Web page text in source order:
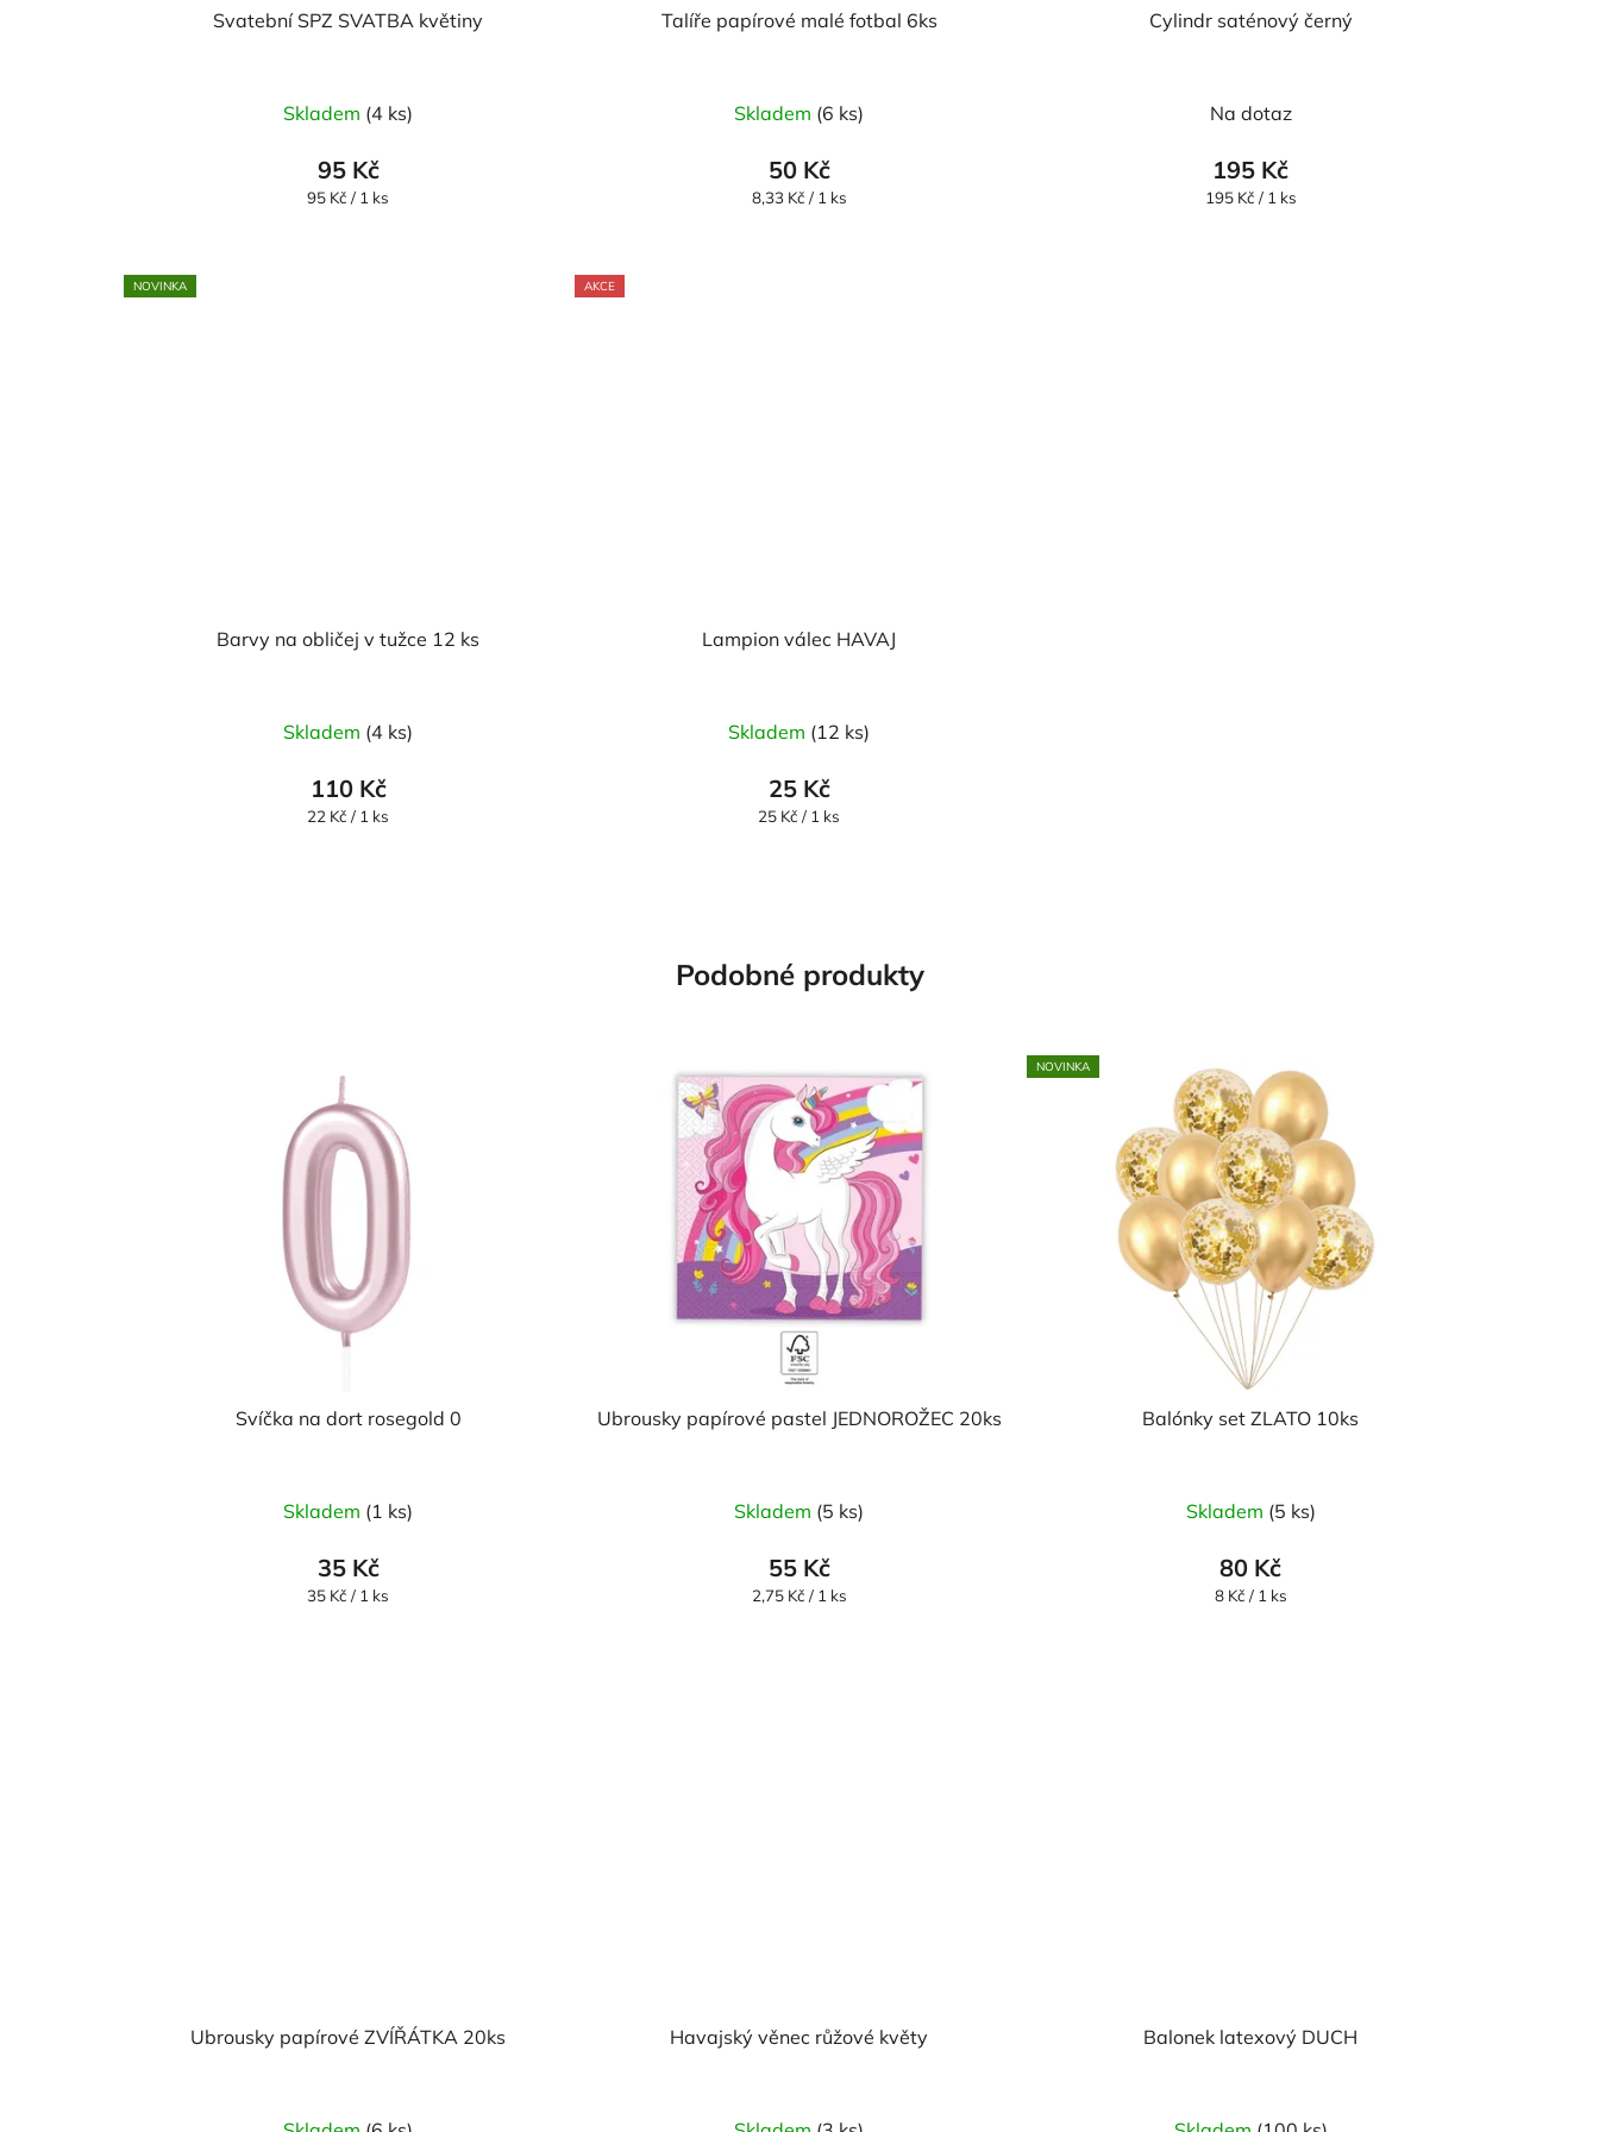
Svatební SPZ SVATBA květiny
Skladem (4 ks)
95 Kč
Měrná
95 Kč / 1 ks
Talíře papírové malé fotbal 6ks
Skladem (6 ks)
50 Kč
Měrná
8,33 Kč / 1 ks
Cylindr saténový černý
Na dotaz
195 Kč
Měrná
195 Kč / 1 ks
NOVINKA
Barvy na obličej v tužce 12 ks
Skladem (4 ks)
110 Kč
Měrná
22 Kč / 1 ks
AKCE
Lampion válec HAVAJ
Skladem (12 ks)
25 Kč
Měrná
25 Kč / 1 ks
Podobné produkty
Svíčka na dort rosegold 0
Skladem (1 ks)
35 Kč
Měrná
35 Kč / 1 ks
Ubrousky papírové pastel JEDNOROŽEC 20ks
Skladem (5 ks)
55 Kč
Měrná
2,75 Kč / 1 ks
NOVINKA
Balónky set ZLATO 10ks
Skladem (5 ks)
80 Kč
Měrná
8 Kč / 1 ks
Ubrousky papírové ZVÍŘÁTKA 20ks Havajský věnec růžové květy Balonek latexový DUCH